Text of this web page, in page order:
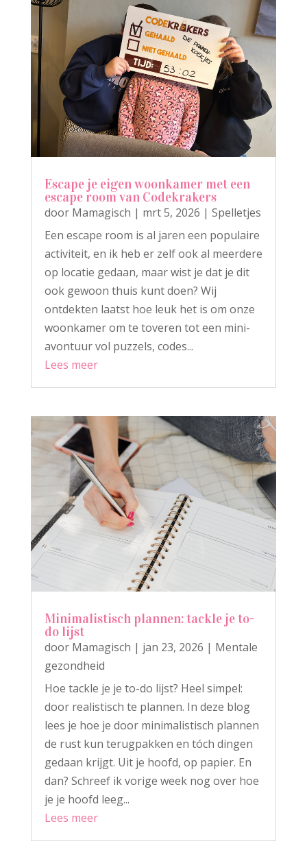
Escape je eigen woonkamer met een
escape room van Codekrakers
door Mamagisch | mrt 5, 2026 | Spelletjes
Een escape room is al jaren een populaire
activiteit, en ik heb er zelf ook al meerdere
op locatie gedaan, maar wist je dat je dit
ook gewoon thuis kunt doen? Wij
ontdekten laatst hoe leuk het is om onze
woonkamer om te toveren tot een mini-
avontuur vol puzzels, codes...
Lees meer
Minimalistisch plannen: tackle je to-
do lijst
door Mamagisch | jan 23, 2026 | Mentale
gezondheid
Hoe tackle je je to-do lijst? Heel simpel:
door realistisch te plannen. In deze blog
lees je hoe je door minimalistisch plannen
de rust kun terugpakken en tóch dingen
gedaan krijgt. Uit je hoofd, op papier. En
dan? Schreef ik vorige week nog over hoe
je je hoofd leeg...
Lees meer